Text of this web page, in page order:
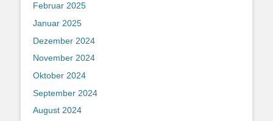
Februar 2025
Januar 2025
Dezember 2024
November 2024
Oktober 2024
September 2024
August 2024